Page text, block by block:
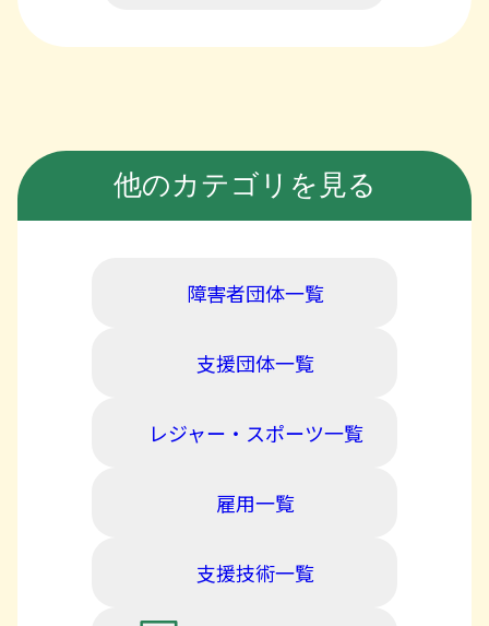
他のカテゴリを見る
障害者団体一覧
支援団体一覧
レジャー・スポーツ一覧
雇用一覧
支援技術一覧